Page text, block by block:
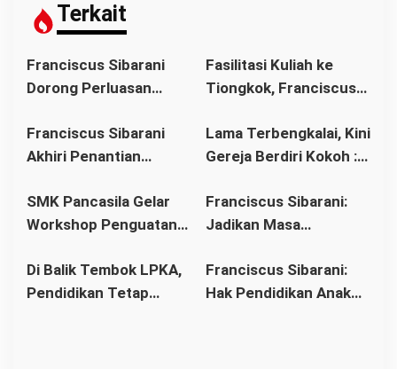
p
o
s
Terkait
Franciscus Sibarani
Dorong Perluasan
sebagai Upaya Cegah
Pernikahan Dini di
Fasilitasi Kuliah ke
Tiongkok, Franciscus
Tua Dukung Pendidikan
Anak
Franciscus Sibarani
Akhiri Penantian
Bawat Keuskupan
Agung Pontianak,
Berdiri
Lama Terbengkalai, Kini
Gereja Berdiri Kokoh :
Wujudkan Politik
Bonum Commune di
Pahonk LANDAK
SMK Pancasila Gelar
Workshop Penguatan
Standar Nasional
Pendidikan
Franciscus Sibarani:
Jadikan Masa
Titik Balik Menata
Masa Depan
Di Balik Tembok LPKA,
Pendidikan Tetap
Franciscus Sibarani:
Hak Pendidikan Anak